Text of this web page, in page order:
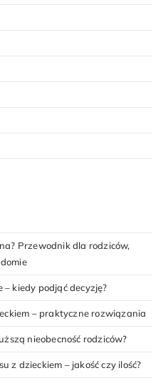
Przewodnik dla rodziców,
kiedy podjąć decyzję?
– praktyczne rozwiązania
nieobecność rodziców?
z dzieckiem – jakość czy ilość?